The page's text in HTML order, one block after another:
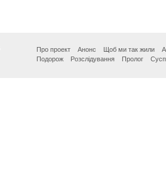
Про проект Анонс Щоб ми так жили
Подорож
Розслідування Пролог